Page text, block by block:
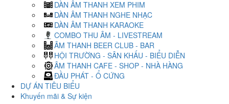
DÀN ÂM THANH XEM PHIM
DÀN ÂM THANH NGHE NHẠC
DÀN ÂM THANH KARAOKE
COMBO THU ÂM - LIVESTREAM
ÂM THANH BEER CLUB - BAR
HỘI TRƯỜNG - SÂN KHẤU - BIỂU DIỄN
ÂM THANH CAFE - SHOP - NHÀ HÀNG
ĐẦU PHÁT - Ổ CỨNG
DỰ ÁN TIÊU BIỂU
Khuyến mãi & Sự kiện